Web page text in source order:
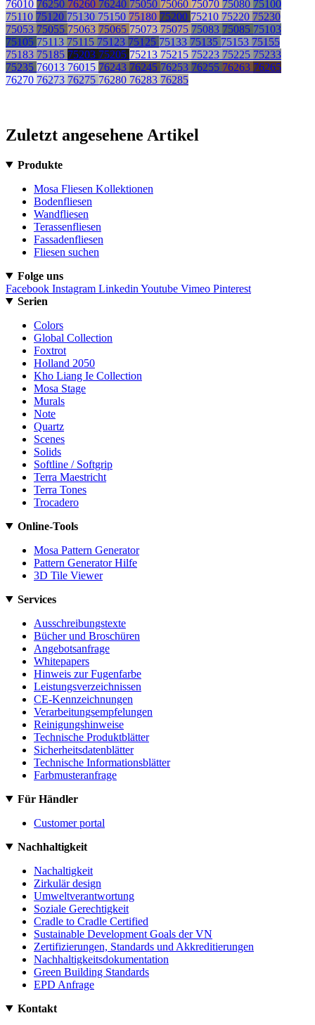
76010 76250 76260 76240 75050 75060 75070 75080 75100
75110 75120 75130 75150 75180 75200 75210 75220 75230
75053 75055 75063 75065 75073 75075 75083 75085 75103
75105 75113 75115 75123 75125 75133 75135 75153 75155
75183 75185 75203 75205 75213 75215 75223 75225 75233
75235 76013 76015 76243 76245 76253 76255 76263 76265
76270 76273 76275 76280 76283 76285
Zuletzt angesehene Artikel
Produkte
Mosa Fliesen Kollektionen
Bodenfliesen
Wandfliesen
Terassenfliesen
Fassadenfliesen
Fliesen suchen
Folge uns
Facebook Instagram Linkedin Youtube Vimeo Pinterest
Serien
Colors
Global Collection
Foxtrot
Holland 2050
Kho Liang Ie Collection
Mosa Stage
Murals
Note
Quartz
Scenes
Solids
Softline / Softgrip
Terra Maestricht
Terra Tones
Trocadero
Online-Tools
Mosa Pattern Generator
Pattern Generator Hilfe
3D Tile Viewer
Services
Ausschreibungstexte
Bücher und Broschüren
Angebotsanfrage
Whitepapers
Hinweis zur Fugenfarbe
Leistungsverzeichnissen
CE-Kennzeichnungen
Verarbeitungsempfelungen
Reinigungshinweise
Technische Produktblätter
Sicherheitsdatenblätter
Technische Informationsblätter
Farbmusteranfrage
Für Händler
Customer portal
Nachhaltigkeit
Nachaltigkeit
Zirkulär design
Umweltverantwortung
Soziale Gerechtigkeit
Cradle to Cradle Certified
Sustainable Development Goals der VN
Zertifizierungen, Standards und Akkreditierungen
Nachhaltigkeitsdokumentation
Green Building Standards
EPD Anfrage
Kontakt